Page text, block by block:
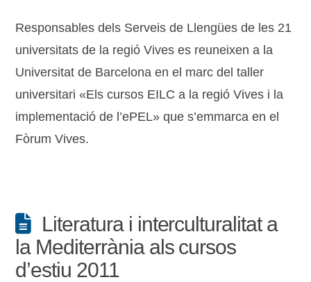
Responsables dels Serveis de Llengües de les 21
universitats de la regió Vives es reuneixen a la
Universitat de Barcelona en el marc del taller
universitari «Els cursos EILC a la regió Vives i la
implementació de l’ePEL» que s’emmarca en el
Fòrum Vives.
Literatura i interculturalitat a
la Mediterrània als cursos
d’estiu 2011